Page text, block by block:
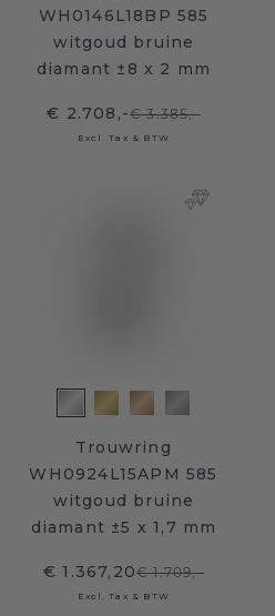
WH0146L18BP 585
witgoud bruine
diamant ±8 x 2 mm
€ 2.708,-€ 3.385,-
Excl. Tax & BTW
Trouwring
WH0924L15APM 585
witgoud bruine
diamant ±5 x 1,7 mm
€ 1.367,20€ 1.709,-
Excl. Tax & BTW